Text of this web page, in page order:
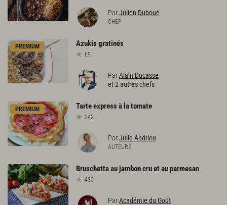
ParJulien Duboué
CHEF
PREMIUM Azukisgratinés
69
ParAlain Ducasse
et 2 autres chefs
PREMIUM Tarteexpressà latomate
242
ParJulie Andrieu
AUTEURE
Bruschettaaujamboncruetauparmesan
480
ParAcadémie du Goût